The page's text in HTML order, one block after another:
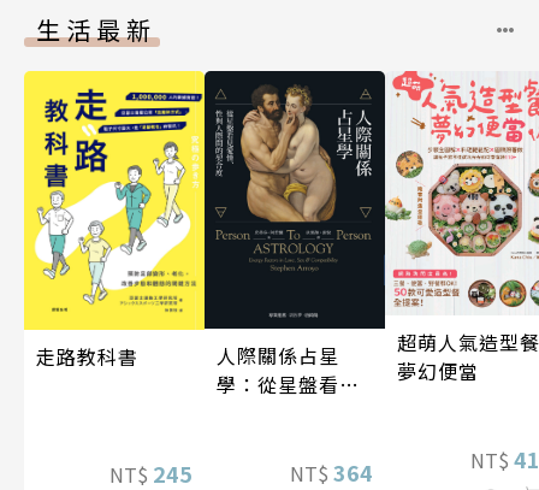
生活最新
走路教科書
NT$ 245
人際關係占星
學：從星盤看見
NT$ 364
超萌人氣造型
夢幻便當
NT$